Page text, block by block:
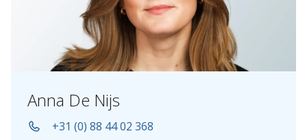
Anna De Nijs
+31 (0) 88 44 02 368